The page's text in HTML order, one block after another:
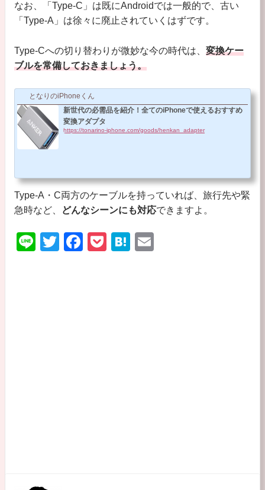
なお、「Type-C」は既にAndroidでは一般的で、古い
「Type-A」は徐々に廃止されていくはずです。
Type-Cへの切り替わりが微妙な今の時代は、 変換ケー
ブルを常備しておきましょう。
となりのiPhoneくん
新世代の必需品を紹介！全てのiPhoneで使えるおすすめ
変換アダプタ
https://tonarino-iphone.com/goods/henkan_adapter
Type-A・C両方のケーブルを持っていれば、旅行先や緊
急時など、
どんなシーンにも対応できますよ。
Li
T
F
P
H